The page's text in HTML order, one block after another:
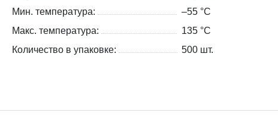
Мин. температура:
–55 °С
Макс. температура:
135 °С
Количество в упаковке:
500 шт.